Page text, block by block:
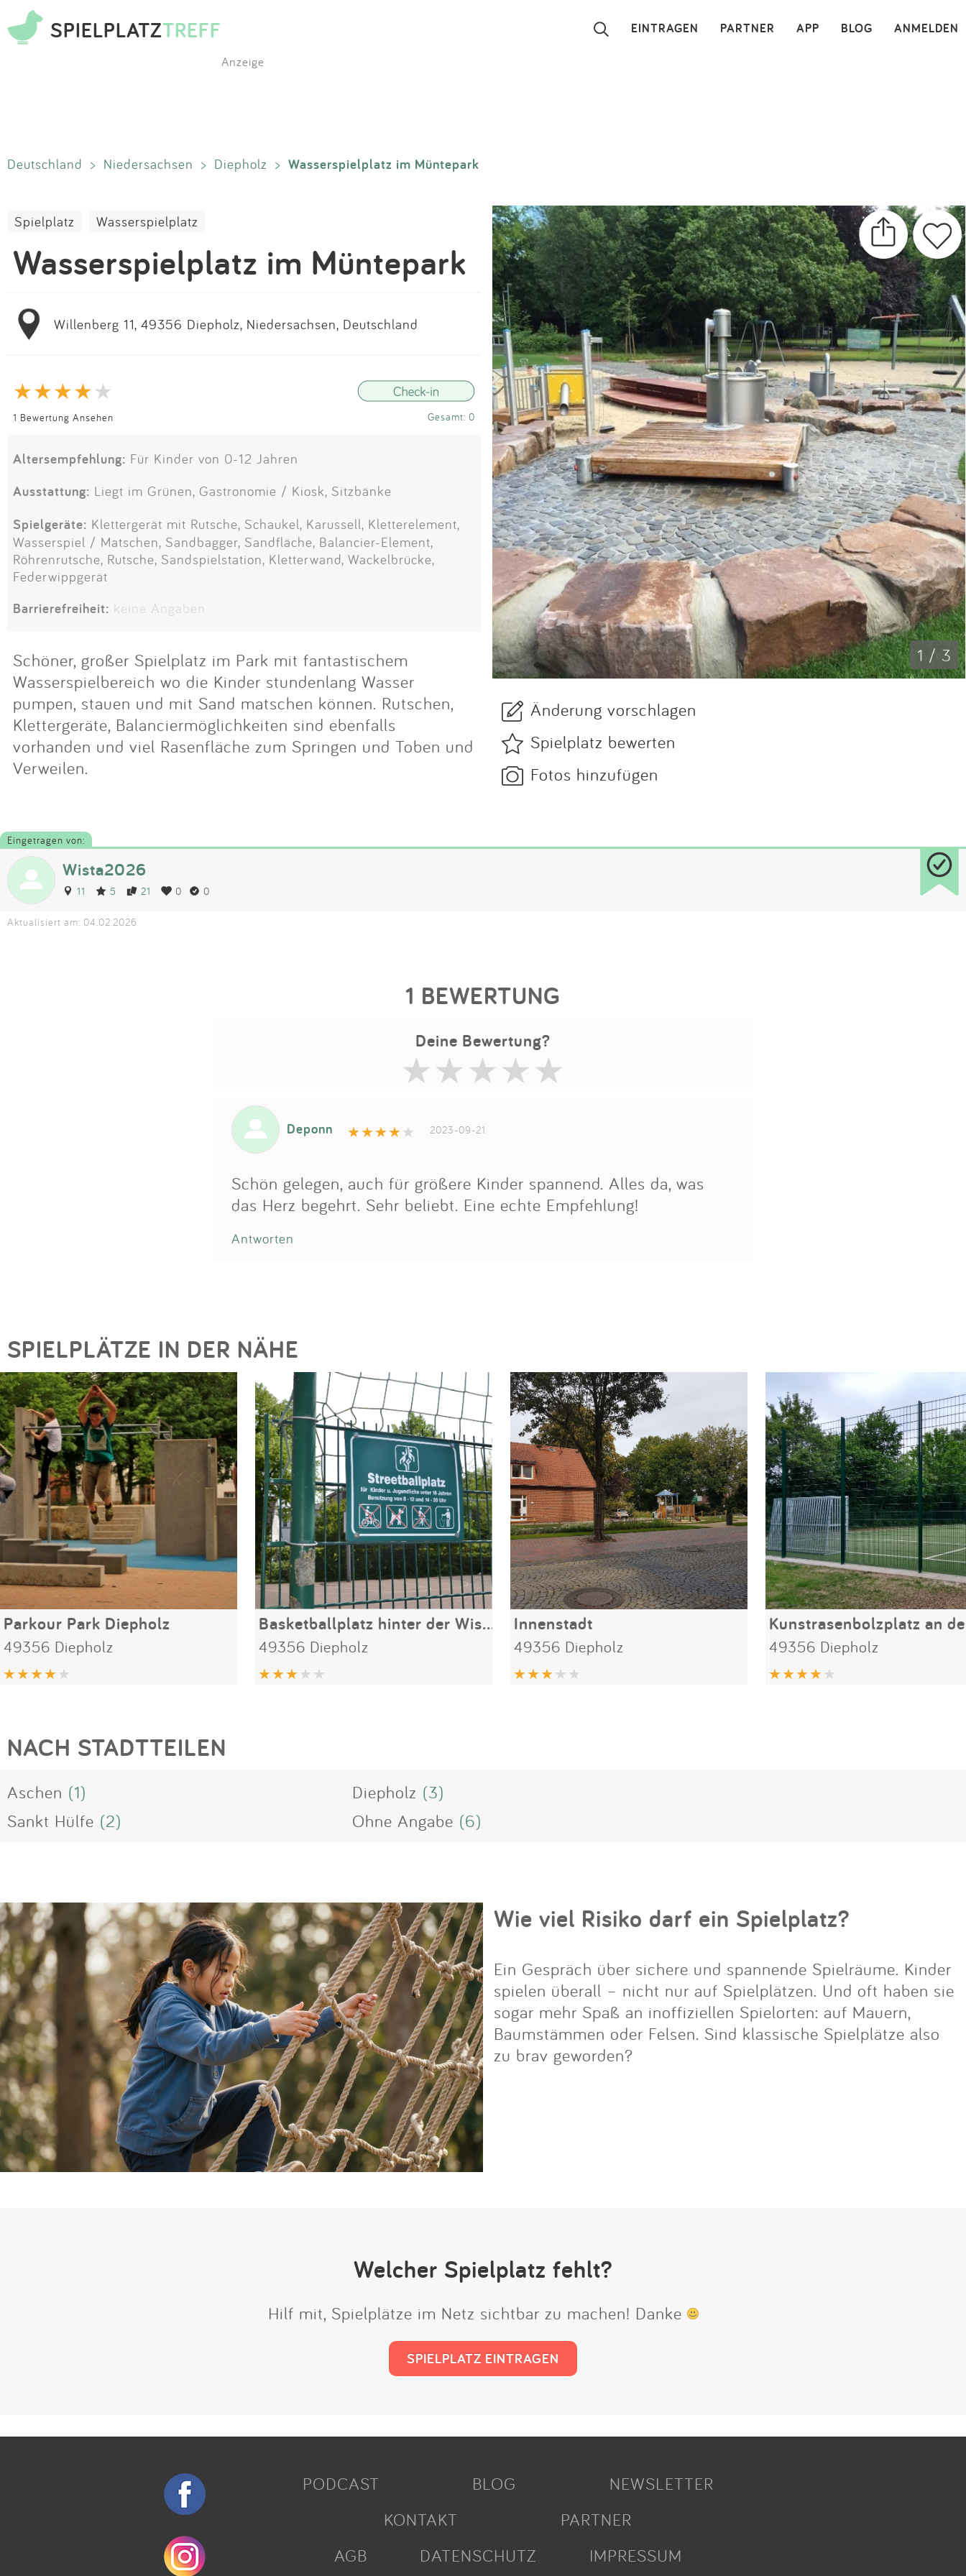
SPIELPLATZTREFF ANMELDEN
BLOG
APP
PARTNER
EINTRAGEN ×
App
Blog
Partner
Kontakt
Impressum
Anmelden
Anzeige
Deutschland > Niedersachsen > Diepholz > Wasserspielplatz im Müntepark
Spielplatz Wasserspielplatz
Wasserspielplatz im Müntepark
Willenberg 11, 49356 Diepholz, Niedersachsen, Deutschland
1 Bewertung Ansehen Gesamt: 0
Altersempfehlung: Für Kinder von 0-12 Jahren
Ausstattung: Liegt im Grünen, Gastronomie / Kiosk, Sitzbänke
Spielgeräte: Klettergerät mit Rutsche, Schaukel, Karussell, Kletterelement,
Wasserspiel / Matschen, Sandbagger, Sandfläche, Balancier-Element,
Röhrenrutsche, Rutsche, Sandspielstation, Kletterwand, Wackelbrücke,
Federwippgerät
Barrierefreiheit: keine Angaben
Schöner, großer Spielplatz im Park mit fantastischem
Wasserspielbereich wo die Kinder stundenlang Wasser
pumpen, stauen und mit Sand matschen können. Rutschen,
Klettergeräte, Balanciermöglichkeiten sind ebenfalls
vorhanden und viel Rasenfläche zum Springen und Toben und
Verweilen.
1 / 3
Änderung vorschlagen
Spielplatz bewerten
Fotos hinzufügen
Eingetragen von:
Wista2026
11 5 21 0 0
Aktualisiert am: 04.02.2026
1 BEWERTUNG
Deine Bewertung?
Deponn 2023-09-21
Schön gelegen, auch für größere Kinder spannend. Alles da, was
das Herz begehrt. Sehr beliebt. Eine echte Empfehlung!
Antworten
SPIELPLÄTZE IN DER NÄHE
Parkour Park Diepholz
49356 Diepholz
Basketballplatz hinter der Wissenswerkstatt
49356 Diepholz
Innenstadt
49356 Diepholz 49356 Diepholz
NACH STADTTEILEN
Aschen (1) Diepholz (3)
Sankt Hülfe (2) Ohne Angabe (6)
Wie viel Risiko darf ein Spielplatz?
Ein Gespräch über sichere und spannende Spielräume. Kinder
spielen überall – nicht nur auf Spielplätzen. Und oft haben sie
sogar mehr Spaß an inoffiziellen Spielorten: auf Mauern,
Baumstämmen oder Felsen. Sind klassische Spielplätze also
zu brav geworden?
Welcher Spielplatz fehlt?
Hilf mit, Spielplätze im Netz sichtbar zu machen! Danke
SPIELPLATZ EINTRAGEN
PODCAST BLOG
NEWSLETTER
KONTAKT
PARTNER
AGB
DATENSCHUTZ IMPRESSUM